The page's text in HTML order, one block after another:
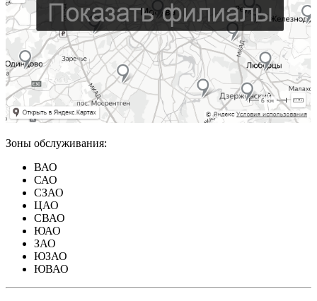
Зоны обслуживания:
ВАО
САО
СЗАО
ЦАО
СВАО
ЮАО
ЗАО
ЮЗАО
ЮВАО